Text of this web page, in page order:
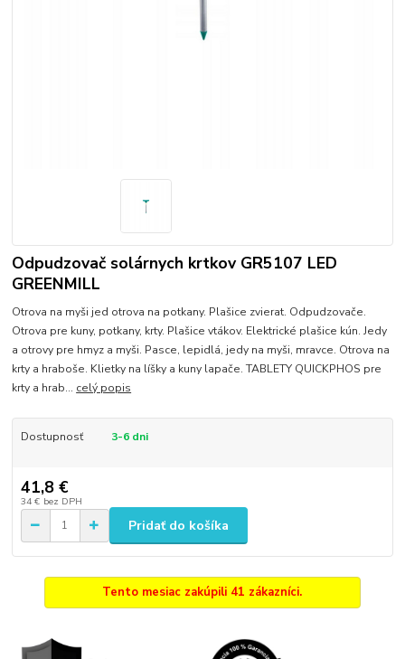
Odpudzovač solárnych krtkov GR5107 LED
GREENMILL
Otrova na myši jed otrova na potkany. Plašice zvierat. Odpudzovače.
Otrova pre kuny, potkany, krty. Plašice vtákov. Elektrické plašice kún. Jedy
a otrovy pre hmyz a myši. Pasce, lepidlá, jedy na myši, mravce. Otrova na
krty a hraboše. Klietky na líšky a kuny lapače. TABLETY QUICKPHOS pre
krty a hrab... celý popis
Dostupnosť 3-6 dni
41,8 €
34 € bez DPH
Pridať do košíka
Tento mesiac zakúpili 41 zákazníci.